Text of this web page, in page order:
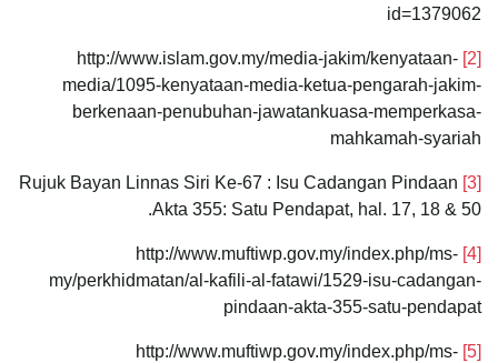
id=1379062
[2]
http://www.islam.gov.my/media-jakim/kenyataan-
media/1095-kenyataan-media-ketua-pengarah-jakim-
berkenaan-penubuhan-jawatankuasa-memperkasa-
mahkamah-syariah
[3]
Rujuk Bayan Linnas Siri Ke-67 : Isu Cadangan Pindaan
Akta 355: Satu Pendapat, hal. 17, 18 & 50.
[4]
http://www.muftiwp.gov.my/index.php/ms-
my/perkhidmatan/al-kafili-al-fatawi/1529-isu-cadangan-
pindaan-akta-355-satu-pendapat
[5]
http://www.muftiwp.gov.my/index.php/ms-